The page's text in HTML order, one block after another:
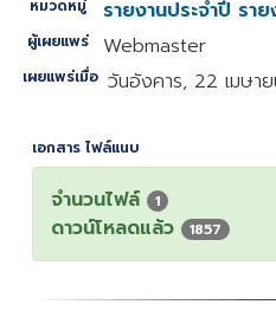
หมวดหมู่ รายงานประจำปี รา
ผู้เผยแพร่ Webmaster
เผยแพร่เมื่อ วันอังคาร, 22 เมษา
เอกสาร ไฟล์แนบ
จำนวนไฟล์ 1
ดาวน์โหลดแล้ว 1857